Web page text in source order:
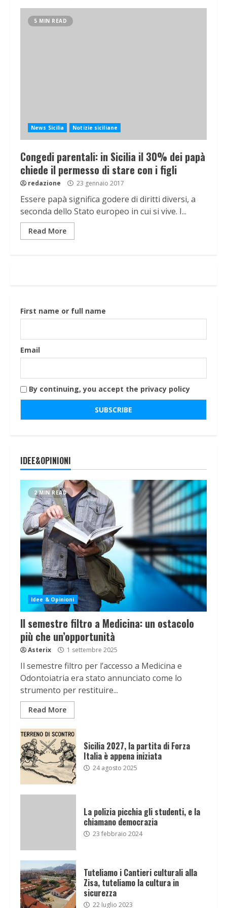
5 MIN READ
News Sicilia Notizie siciliane
Congedi parentali: in Sicilia il 30% dei papà
chiede il permesso di stare con i figli
redazione 23 gennaio 2017
Essere papà significa godere di diritti diversi, a
seconda dello Stato europeo in cui si vive. I...
Read More
First name or full name
Email
By continuing, you accept the privacy policy
IDEE&OPINIONI
2 MIN READ
Idee & Opinioni
Il semestre filtro a Medicina: un ostacolo
più che un’opportunità
Asterix 1 settembre 2025
Il semestre filtro per l’accesso a Medicina e
Odontoiatria era stato annunciato come lo
strumento per restituire...
Read More
Sicilia 2027, la partita di Forza
Italia è appena iniziata
24 agosto 2025
La polizia picchia gli studenti, e la
chiamano democrazia
23 febbraio 2024
Tuteliamo i Cantieri culturali alla
Zisa, tuteliamo la cultura in
sicurezza
22 luglio 2023